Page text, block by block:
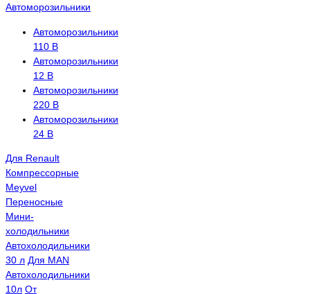
Автоморозильники
Автоморозильники
110 В
Автоморозильники
12 В
Автоморозильники
220 В
Автоморозильники
24 В
Для Renault
Компрессорные
Meyvel
Переносные
Мини-
холодильники
Автохолодильники
30 л Для MAN
Автохолодильники
10л От